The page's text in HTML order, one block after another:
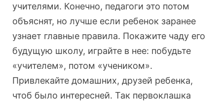
учителями. Конечно, педагоги это потом
объяснят, но лучше если ребенок заранее
узнает главные правила. Покажите чаду его
будущую школу, играйте в нее: побудьте
«учителем», потом «учеником».
Привлекайте домашних, друзей ребенка,
чтоб было интересней. Так первоклашка